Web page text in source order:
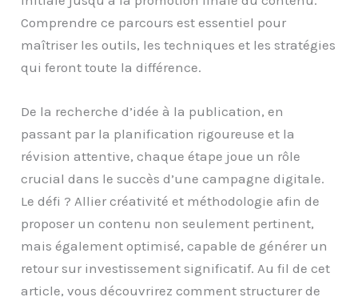
Comprendre ce parcours est essentiel pour
maîtriser les outils, les techniques et les stratégies
qui feront toute la différence.
De la recherche d’idée à la publication, en
passant par la planification rigoureuse et la
révision attentive, chaque étape joue un rôle
crucial dans le succès d’une campagne digitale.
Le défi ? Allier créativité et méthodologie afin de
proposer un contenu non seulement pertinent,
mais également optimisé, capable de générer un
retour sur investissement significatif. Au fil de cet
article, vous découvrirez comment structurer de